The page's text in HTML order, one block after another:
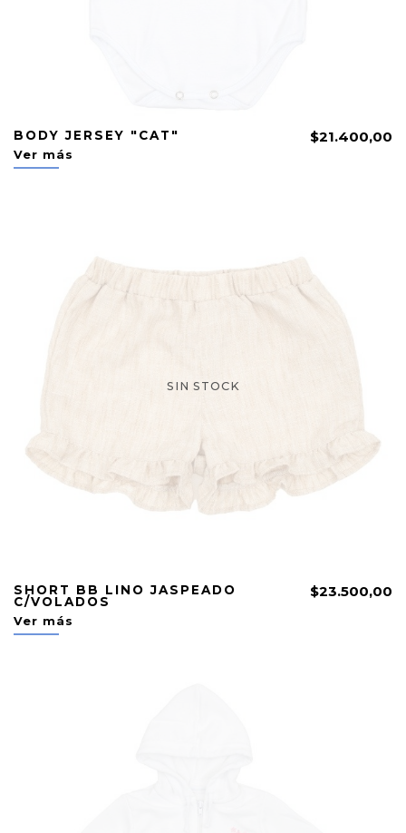
BODY JERSEY "CAT" $21.400,00
Ver más
SIN STOCK
SHORT BB LINO JASPEADO
C/VOLADOS
$23.500,00
Ver más